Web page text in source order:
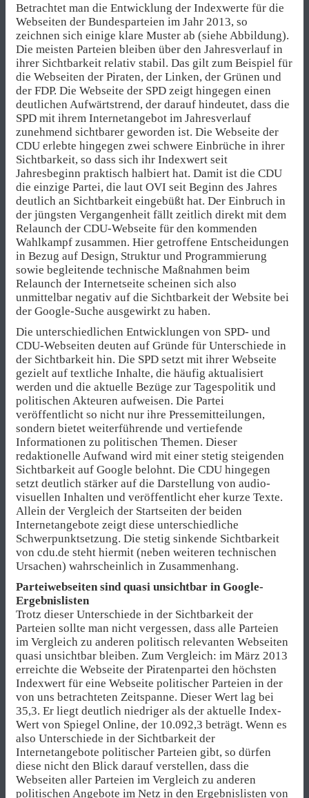
Betrachtet man die Entwicklung der Indexwerte für die
Webseiten der Bundesparteien im Jahr 2013, so
zeichnen sich einige klare Muster ab (siehe Abbildung).
Die meisten Parteien bleiben über den Jahresverlauf in
ihrer Sichtbarkeit relativ stabil. Das gilt zum Beispiel für
die Webseiten der Piraten, der Linken, der Grünen und
der FDP. Die Webseite der SPD zeigt hingegen einen
deutlichen Aufwärtstrend, der darauf hindeutet, dass die
SPD mit ihrem Internetangebot im Jahresverlauf
zunehmend sichtbarer geworden ist. Die Webseite der
CDU erlebte hingegen zwei schwere Einbrüche in ihrer
Sichtbarkeit, so dass sich ihr Indexwert seit
Jahresbeginn praktisch halbiert hat. Damit ist die CDU
die einzige Partei, die laut OVI seit Beginn des Jahres
deutlich an Sichtbarkeit eingebüßt hat. Der Einbruch in
der jüngsten Vergangenheit fällt zeitlich direkt mit dem
Relaunch der CDU-Webseite für den kommenden
Wahlkampf zusammen. Hier getroffene Entscheidungen
in Bezug auf Design, Struktur und Programmierung
sowie begleitende technische Maßnahmen beim
Relaunch der Internetseite scheinen sich also
unmittelbar negativ auf die Sichtbarkeit der Website bei
der Google-Suche ausgewirkt zu haben.
Die unterschiedlichen Entwicklungen von SPD- und
CDU-Webseiten deuten auf Gründe für Unterschiede in
der Sichtbarkeit hin. Die SPD setzt mit ihrer Webseite
gezielt auf textliche Inhalte, die häufig aktualisiert
werden und die aktuelle Bezüge zur Tagespolitik und
politischen Akteuren aufweisen. Die Partei
veröffentlicht so nicht nur ihre Pressemitteilungen,
sondern bietet weiterführende und vertiefende
Informationen zu politischen Themen. Dieser
redaktionelle Aufwand wird mit einer stetig steigenden
Sichtbarkeit auf Google belohnt. Die CDU hingegen
setzt deutlich stärker auf die Darstellung von audio-
visuellen Inhalten und veröffentlicht eher kurze Texte.
Allein der Vergleich der Startseiten der beiden
Internetangebote zeigt diese unterschiedliche
Schwerpunktsetzung. Die stetig sinkende Sichtbarkeit
von cdu.de steht hiermit (neben weiteren technischen
Ursachen) wahrscheinlich in Zusammenhang.
Parteiwebseiten sind quasi unsichtbar in Google-
Ergebnislisten
Trotz dieser Unterschiede in der Sichtbarkeit der
Parteien sollte man nicht vergessen, dass alle Parteien
im Vergleich zu anderen politisch relevanten Webseiten
quasi unsichtbar bleiben. Zum Vergleich: im März 2013
erreichte die Webseite der Piratenpartei den höchsten
Indexwert für eine Webseite politischer Parteien in der
von uns betrachteten Zeitspanne. Dieser Wert lag bei
35,3. Er liegt deutlich niedriger als der aktuelle Index-
Wert von Spiegel Online, der 10.092,3 beträgt. Wenn es
also Unterschiede in der Sichtbarkeit der
Internetangebote politischer Parteien gibt, so dürfen
diese nicht den Blick darauf verstellen, dass die
Webseiten aller Parteien im Vergleich zu anderen
politischen Angebote im Netz in den Ergebnislisten von